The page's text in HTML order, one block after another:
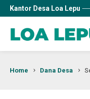
Kantor Desa Loa Lepu
Home Dana Desa